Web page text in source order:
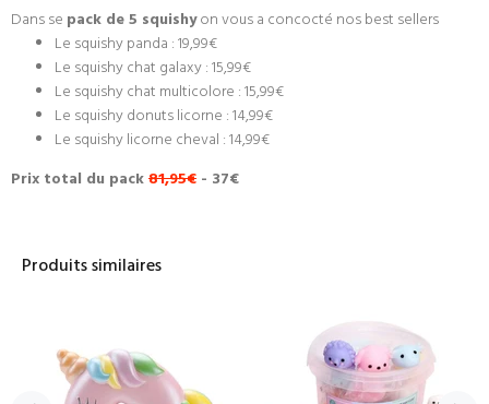
Dans se pack de 5 squishyon vous a concocté nos best sellers
Le squishy panda : 19,99€
Le squishy chat galaxy : 15,99€
Le squishy chat multicolore : 15,99€
Le squishy donuts licorne : 14,99€
Le squishy licorne cheval : 14,99€
Prix total du pack81,95€ - 37€
Produits similaires